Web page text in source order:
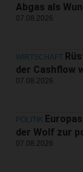
Abgas als
07.08.2026
WIRTSCHAFT
der Cashflow
07.08.2026
POLITIK
der Wolf zur
07.08.2026